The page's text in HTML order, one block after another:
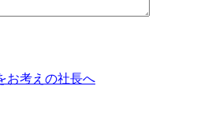
お考えの社長へ